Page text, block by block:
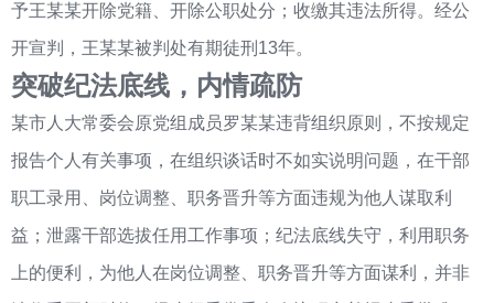
予王某某开除党籍、开除公职处分；收缴其违法所得。经公
开宣判，王某某被判处有期徒刑13年。
突破纪法底线，内情疏防
某市人大常委会原党组成员罗某某违背组织原则，不按规定
报告个人有关事项，在组织谈话时不如实说明问题，在干部
职工录用、岗位调整、职务晋升等方面违规为他人谋取利
益；泄露干部选拔任用工作事项；纪法底线失守，利用职务
上的便利，为他人在岗位调整、职务晋升等方面谋利，并非